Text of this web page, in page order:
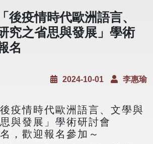
後疫情時代歐洲語言、
究之省思與發展」學術
名
2024-10-01 李惠瑜
疫情時代歐洲語言、文學與
與發展」學術研討會
，歡迎報名參加～